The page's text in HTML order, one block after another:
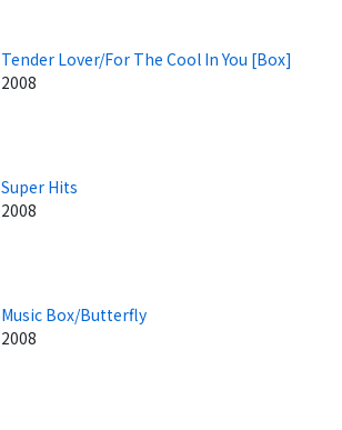
Tender Lover/For The Cool In You [Box]
2008
Super Hits
2008
Music Box/Butterfly
2008